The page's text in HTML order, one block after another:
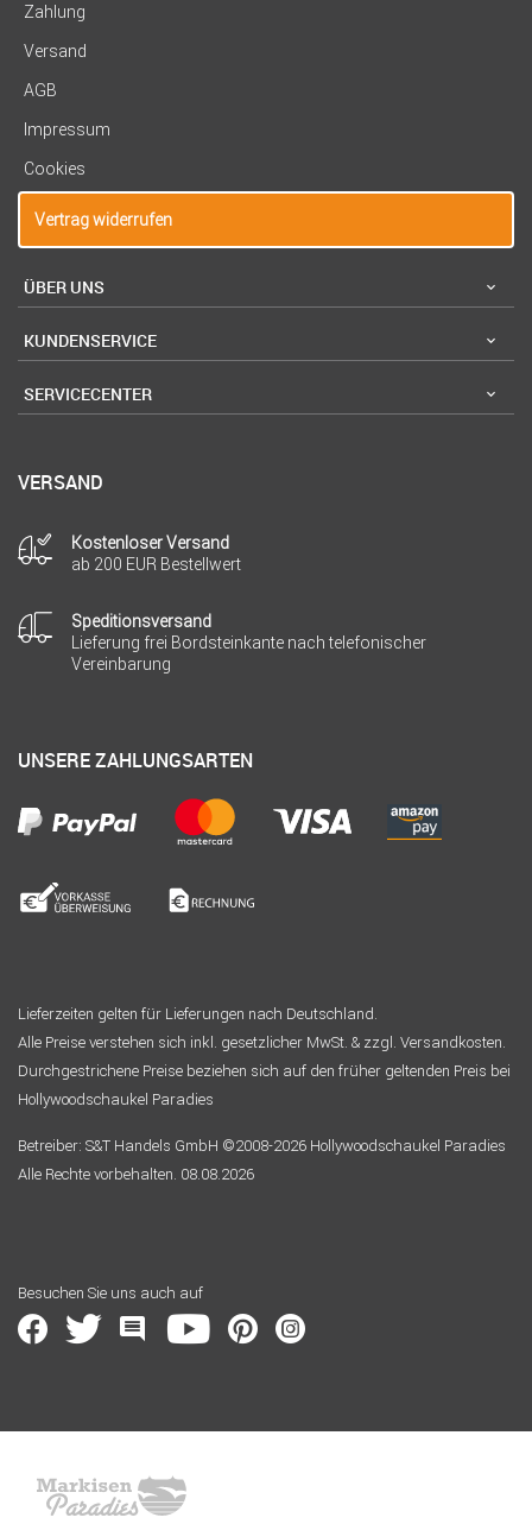
Zahlung
Versand
AGB
Impressum
Cookies
Vertrag widerrufen
ÜBER UNS
KUNDENSERVICE
SERVICECENTER
VERSAND
Kostenloser Versand
ab 200 EUR Bestellwert
Speditionsversand
Lieferung frei Bordsteinkante nach telefonischer
Vereinbarung
UNSERE ZAHLUNGSARTEN
Lieferzeiten gelten für Lieferungen nach Deutschland.
Alle Preise verstehen sich inkl. gesetzlicher MwSt. & zzgl. Versandkosten.
Durchgestrichene Preise beziehen sich auf den früher geltenden Preis bei
Hollywoodschaukel Paradies
Betreiber: S&T Handels GmbH ©2008-2026 Hollywoodschaukel Paradies
Alle Rechte vorbehalten. 08.08.2026
Besuchen Sie uns auch auf